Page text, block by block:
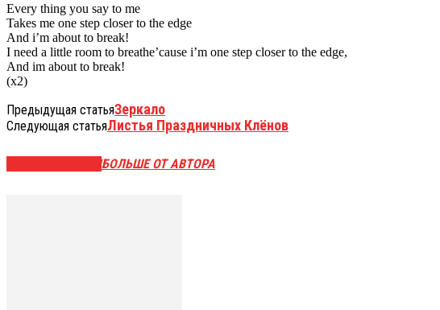
Every thing you say to me
Takes me one step closer to the edge
And i’m about to break!
I need a little room to breathe’cause i’m one step closer to the edge,
And im about to break!
(x2)
Предыдущая статьяЗеркало
Следующая статьяЛистья Праздничных Клёнов
БОЛЬШЕ ОТ АВТОРА